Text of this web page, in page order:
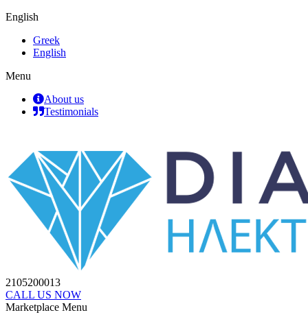
English
Greek
English
Menu
About us
Testimonials
2105200013
CALL US NOW
Marketplace Menu